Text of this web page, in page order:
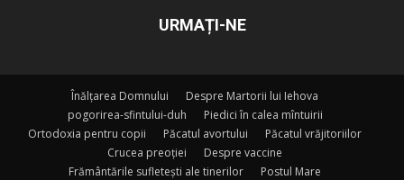
URMAȚI-NE
Înălțarea Domnului
Despre Martorii lui Iehova
pogorirea-sfintului-duh
Piedici în calea mîntuirii
Ortodoxia pentru copii
Păcatul avortului
Păcatul vrăjitoriilor
Crucea preoției
Despre vaccine
Frământările sufletești ale tinerilor
Postul Mare